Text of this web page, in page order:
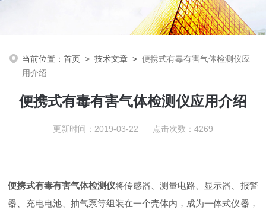
当前位置：首页 >技术文章 >便携式有毒有害气体检测仪应
用介绍
便携式有毒有害气体检测仪应用介绍
更新时间：2019-03-22 点击次数：4269
便携式有毒有害气体检测仪将传感器、测量电路、显示器、报警
器、充电电池、抽气泵等组装在一个壳体内，成为一体式仪器，